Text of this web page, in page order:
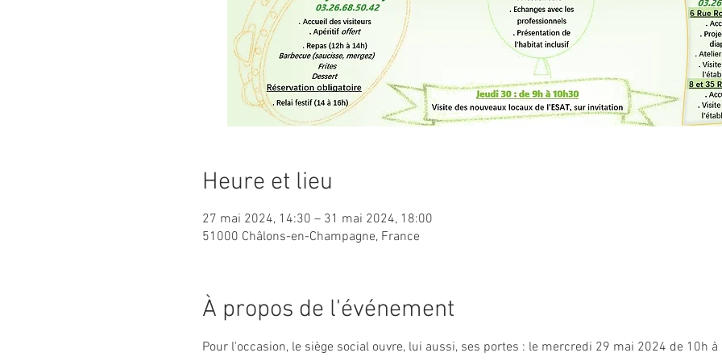
Heure et lieu
27 mai 2024, 14:30 – 31 mai 2024, 18:00
51000 Châlons-en-Champagne, France
À propos de l'événement
Pour l'occasion, le siège social ouvre, lui aussi, ses portes : le mercredi 29 mai 2024 de 10h à